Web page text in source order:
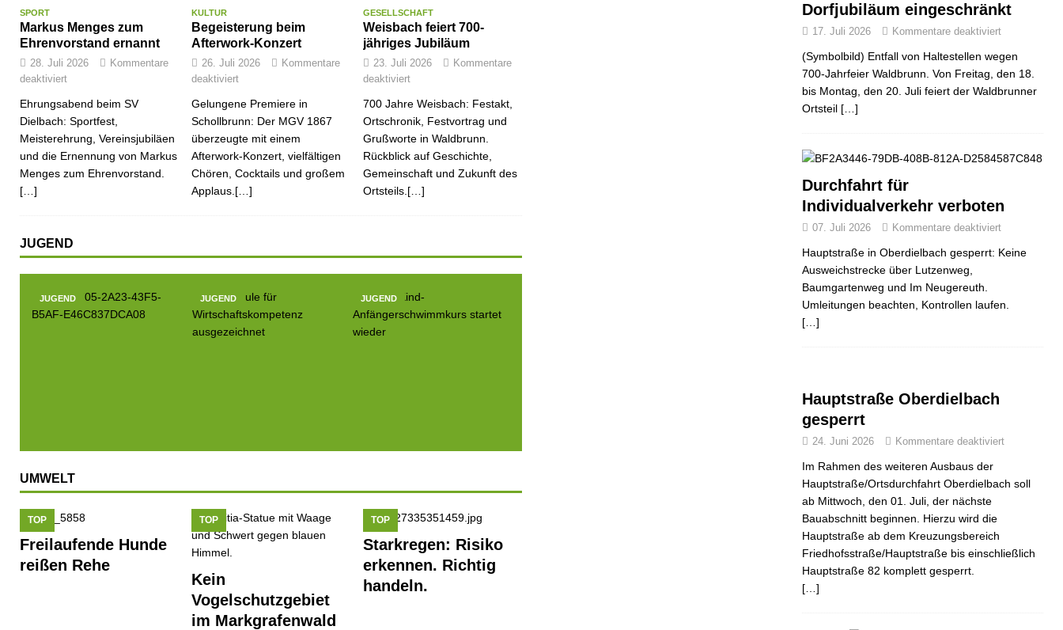
SPORT
Markus Menges zum
Ehrenvorstand ernannt
28. Juli 2026
Kommentare
deaktiviert
Ehrungsabend beim SV
Dielbach: Sportfest,
Meisterehrung, Vereinsjubiläen
und die Ernennung von Markus
Menges zum Ehrenvorstand.
[…]
KULTUR
Begeisterung beim
Afterwork-Konzert
26. Juli 2026
Kommentare
deaktiviert
Gelungene Premiere in
Schollbrunn: Der MGV 1867
überzeugte mit einem
Afterwork-Konzert, vielfältigen
Chören, Cocktails und großem
Applaus.[…]
GESELLSCHAFT
Weisbach feiert 700-
jähriges Jubiläum
23. Juli 2026
Kommentare
deaktiviert
700 Jahre Weisbach: Festakt,
Ortschronik, Festvortrag und
Grußworte in Waldbrunn.
Rückblick auf Geschichte,
Gemeinschaft und Zukunft des
Ortsteils.[…]
JUGEND
JUGEND JUGEND JUGEND
UMWELT
TOP
Freilaufende Hunde
reißen Rehe
TOP
Kein
Vogelschutzgebiet
im Markgrafenwald
TOP
Starkregen: Risiko
erkennen. Richtig
handeln.
Dorfjubiläum eingeschränkt
17. Juli 2026 Kommentare deaktiviert
(Symbolbild) Entfall von Haltestellen wegen
700-Jahrfeier Waldbrunn. Von Freitag, den 18.
bis Montag, den 20. Juli feiert der Waldbrunner
Ortsteil […]
Durchfahrt für
Individualverkehr verboten
07. Juli 2026 Kommentare deaktiviert
Hauptstraße in Oberdielbach gesperrt: Keine
Ausweichstrecke über Lutzenweg,
Baumgartenweg und Im Neugereuth.
Umleitungen beachten, Kontrollen laufen.
[…]
Hauptstraße Oberdielbach
gesperrt
24. Juni 2026 Kommentare deaktiviert
Im Rahmen des weiteren Ausbaus der
Hauptstraße/Ortsdurchfahrt Oberdielbach soll
ab Mittwoch, den 01. Juli, der nächste
Bauabschnitt beginnen. Hierzu wird die
Hauptstraße ab dem Kreuzungsbereich
Friedhofsstraße/Hauptstraße bis einschließlich
Hauptstraße 82 komplett gesperrt.
[…]